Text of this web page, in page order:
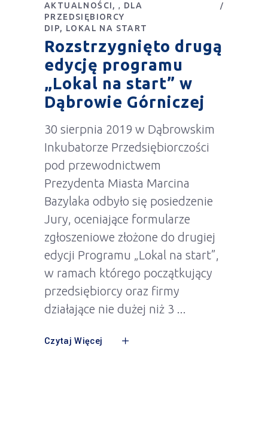
AKTUALNOŚCI
,
DLA
PRZEDSIĘBIORCY
DIP
LOKAL NA START
Rozstrzygnięto drugą
edycję programu
„Lokal na start” w
Dąbrowie Górniczej
30 sierpnia 2019 w Dąbrowskim
Inkubatorze Przedsiębiorczości
pod przewodnictwem
Prezydenta Miasta Marcina
Bazylaka odbyło się posiedzenie
Jury, oceniające formularze
zgłoszeniowe złożone do drugiej
edycji Programu „Lokal na start”,
w ramach którego początkujący
przedsiębiorcy oraz firmy
działające nie dużej niż 3
Czytaj Więcej